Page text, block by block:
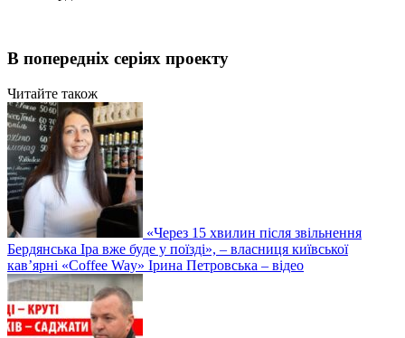
В попередніх серіях проекту
Читайте також
«Через 15 хвилин після звільнення
Бердянська Іра вже буде у поїзді», – власниця київської
кав’ярні «Сoffee Way» Ірина Петровська – відео